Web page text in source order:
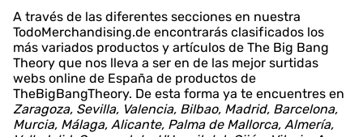
A través de las diferentes secciones en nuestra
TodoMerchandising.de encontrarás clasificados los
más variados productos y artículos de The Big Bang
Theory que nos lleva a ser en de las mejor surtidas
webs online de España de productos de
TheBigBangTheory. De esta forma ya te encuentres en
Zaragoza, Sevilla, Valencia, Bilbao, Madrid, Barcelona,
Murcia, Málaga, Alicante, Palma de Mallorca, Almería,